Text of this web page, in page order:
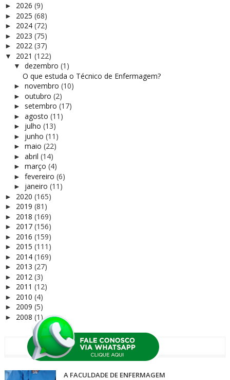
► 2026 (9)
► 2025 (68)
► 2024 (72)
► 2023 (75)
► 2022 (37)
▼ 2021 (122)
▼ dezembro (1)
O que estuda o Técnico de Enfermagem?
► novembro (10)
► outubro (2)
► setembro (17)
► agosto (11)
► julho (13)
► junho (11)
► maio (22)
► abril (14)
► março (4)
► fevereiro (6)
► janeiro (11)
► 2020 (165)
► 2019 (81)
► 2018 (169)
► 2017 (156)
► 2016 (159)
► 2015 (111)
► 2014 (169)
► 2013 (27)
► 2012 (3)
► 2011 (12)
► 2010 (4)
► 2009 (5)
► 2008 (1)
+ LIDAS
A FACULDADE DE ENFERMAGEM